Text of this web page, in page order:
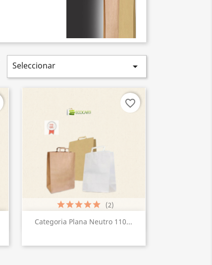
Seleccionar 
Categoria Plana Neutro 110...
(2)
Vista rápida
favorite_border